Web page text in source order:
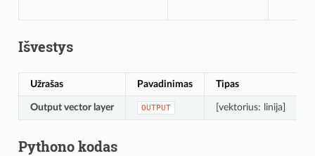
Išvestys
Užrašas Pavadinimas Tipas
Output vector layer OUTPUT [vektorius: linija]
Pythono kodas